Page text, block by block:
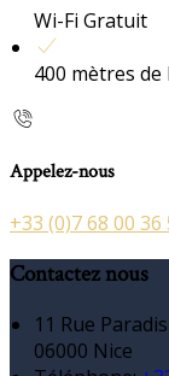
Wi-Fi Gratuit
400 mètres de
Appelez-nous
+33 (0)7 68 00 36
Contactez nous
11 Rue Paradis
06000 Nice